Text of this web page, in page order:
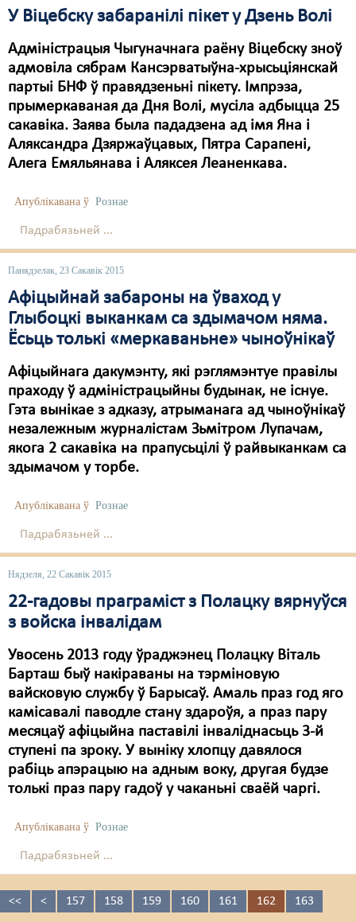
У Віцебску забаранілі пікет у Дзень Волі
Адміністрацыя Чыгуначнага раёну Віцебску зноў
адмовіла сябрам Кансэрватыўна-хрысьціянскай
партыі БНФ ў правядзеньні пікету. Імпрэза,
прымеркаваная да Дня Волі, мусіла адбыцца 25
сакавіка. Заява была пададзена ад імя Яна і
Аляксандра Дзяржаўцавых, Пятра Сарапені,
Алега Емяльянава і Аляксея Леаненкава.
Апублікавана ў Рознае
Падрабязьней ...
Панядзелак, 23 Сакавік 2015
Афіцыйнай забароны на ўваход у
Глыбоцкі выканкам са здымачом няма.
Ёсьць толькі «меркаваньне» чыноўнікаў
Афіцыйнага дакумэнту, які рэглямэнтуе правілы
праходу ў адміністрацыйны будынак, не існуе.
Гэта вынікае з адказу, атрыманага ад чыноўнікаў
незалежным журналістам Зьмітром Лупачам,
якога 2 сакавіка на прапусьцілі ў райвыканкам са
здымачом у торбе.
Апублікавана ў Рознае
Падрабязьней ...
Нядзеля, 22 Сакавік 2015
22-гадовы праграміст з Полацку вярнуўся
з войска інвалідам
Увосень 2013 году ўраджэнец Полацку Віталь
Барташ быў накіраваны на тэрміновую
вайсковую службу ў Барысаў. Амаль праз год яго
камісавалі паводле стану здароўя, а праз пару
месяцаў афіцыйна паставілі інваліднасьць 3-й
ступені па зроку. У выніку хлопцу давялося
рабіць апэрацыю на адным воку, другая будзе
толькі праз пару гадоў у чаканьні сваёй чаргі.
Апублікавана ў Рознае
Падрабязьней ...
<< < 157 158 159 160 161 162 163
Экалёгія
Сацыяльныя правы